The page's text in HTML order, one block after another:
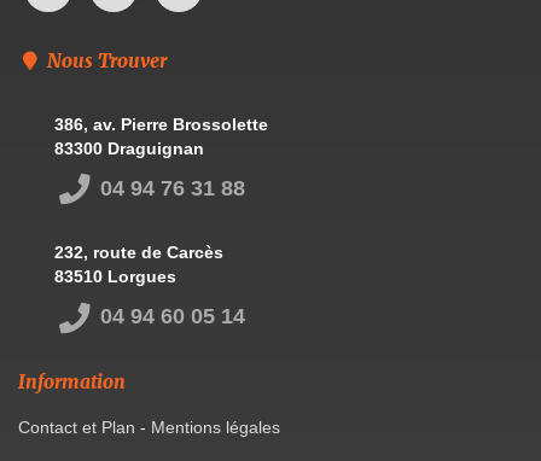
Nous Trouver
386, av. Pierre Brossolette
83300 Draguignan
04 94 76 31 88
232, route de Carcès
83510 Lorgues
04 94 60 05 14
Information
Contact et Plan - Mentions légales